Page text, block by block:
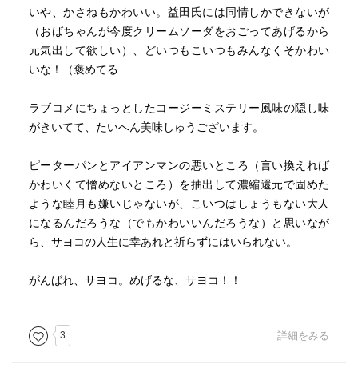
いや、かさねもかわいい。益田氏には同情しかできないが
（おばちゃんが今度クリームソーダをおごってあげるから
元気出して欲しい）、どいつもこいつもみんなくそかわい
いな！（褒めてる
ラブコメにちょっとしたコージーミステリー風味の隠し味
がきいてて、たいへん美味しゅうございます。
ピーターパンとアイアンマンの悪いところ（言い換えれば
かわいくて憎めないところ）を抽出して濃縮還元で固めた
ような睦月も嫌いじゃないが、こいつはしょうもない大人
になるんだろうな（でもかわいいんだろうな）と思いなが
ら、サヨコの人生に幸あれと祈らずにはいられない。
がんばれ、サヨコ。めげるな、サヨコ！！
3 詳細をみる